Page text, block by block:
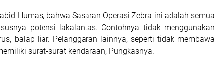
Humas, bahwa Sasaran Operasi Zebra ini adalah semua
potensi lakalantas. Contohnya tidak menggunakan
balap liar. Pelanggaran lainnya, seperti tidak membawa
surat-surat kendaraan, Pungkasnya.